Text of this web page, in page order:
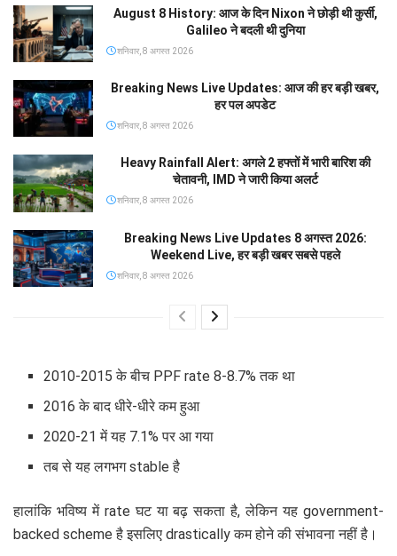
August 8 History: आज के दिन Nixon ने छोड़ी थी कुर्सी,
Galileo ने बदली थी दुनिया
शनिवार, 8 अगस्त 2026
Breaking News Live Updates: आज की हर बड़ी खबर,
हर पल अपडेट
शनिवार, 8 अगस्त 2026
Heavy Rainfall Alert: अगले 2 हफ्तों में भारी बारिश की
चेतावनी, IMD ने जारी किया अलर्ट
शनिवार, 8 अगस्त 2026
Breaking News Live Updates 8 अगस्त 2026:
Weekend Live, हर बड़ी खबर सबसे पहले
शनिवार, 8 अगस्त 2026
2010-2015 के बीच PPF rate 8-8.7% तक था
2016 के बाद धीरे-धीरे कम हुआ
2020-21 में यह 7.1% पर आ गया
तब से यह लगभग stable है
हालांकि भविष्य में rate घट या बढ़ सकता है, लेकिन यह government-
backed scheme है इसलिए drastically कम होने की संभावना नहीं है।